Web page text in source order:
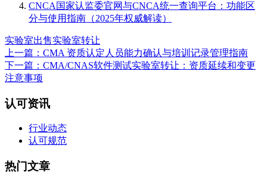
CNCA国家认监委官网与CNCA统一查询平台：功能区
分与使用指南（2025年权威解读）
实验室出售实验室转让
上一篇：CMA 资质认定人员能力确认与培训记录管理指南
下一篇：CMA/CNAS软件测试实验室转让：资质延续和变更
注意事项
认可资讯
行业动态
认可规范
热门文章